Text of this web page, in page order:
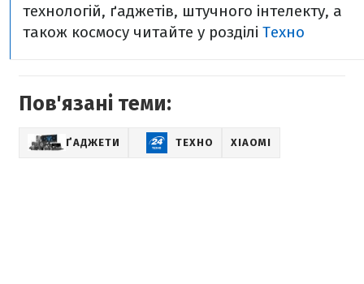
технологій, ґаджетів, штучного інтелекту, а
також космосу читайте у розділі Техно
Пов'язані теми:
ҐАДЖЕТИ ТЕХНО XIAOMI